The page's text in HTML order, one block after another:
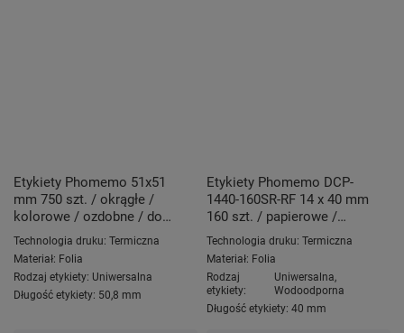
Etykiety Phomemo 51x51
mm 750 szt. / okrągłe /
kolorowe / ozdobne / do
drukarek AIMO
Technologia druku: Termiczna
Materiał: Folia
Rodzaj etykiety: Uniwersalna
Długość etykiety: 50,8 mm
Etykiety Phomemo DCP-
1440-160SR-RF 14 x 40 mm
160 szt. / papierowe /
jasno brokatowo-srebrne /
czarny nadruk / do drukarki
Technologia druku: Termiczna
Materiał: Folia
Rodzaj
etykiety:
Uniwersalna,
Wodoodporna
Długość etykiety: 40 mm